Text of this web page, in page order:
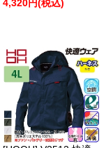
4,320円(税込)